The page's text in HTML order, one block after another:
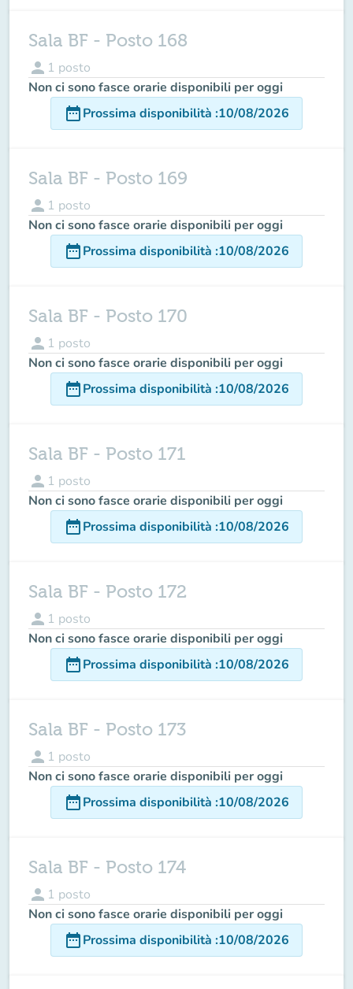
Sala BF - Posto 168
person 1 posto
Non ci sono fasce orarie disponibili per oggi
date_rangeProssima disponibilità :10/08/2026
Sala BF - Posto 169
person 1 posto
Non ci sono fasce orarie disponibili per oggi
date_rangeProssima disponibilità :10/08/2026
Sala BF - Posto 170
person 1 posto
Non ci sono fasce orarie disponibili per oggi
date_rangeProssima disponibilità :10/08/2026
Sala BF - Posto 171
person 1 posto
Non ci sono fasce orarie disponibili per oggi
date_rangeProssima disponibilità :10/08/2026
Sala BF - Posto 172
person 1 posto
Non ci sono fasce orarie disponibili per oggi
date_rangeProssima disponibilità :10/08/2026
Sala BF - Posto 173
person 1 posto
Non ci sono fasce orarie disponibili per oggi
date_rangeProssima disponibilità :10/08/2026
Sala BF - Posto 174
person 1 posto
Non ci sono fasce orarie disponibili per oggi
date_rangeProssima disponibilità :10/08/2026